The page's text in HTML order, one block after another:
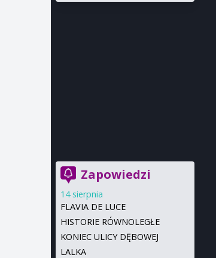
Zapowiedzi
14 sierpnia
FLAVIA DE LUCE
HISTORIE RÓWNOLEGŁE
KONIEC ULICY DĘBOWEJ
LALKA